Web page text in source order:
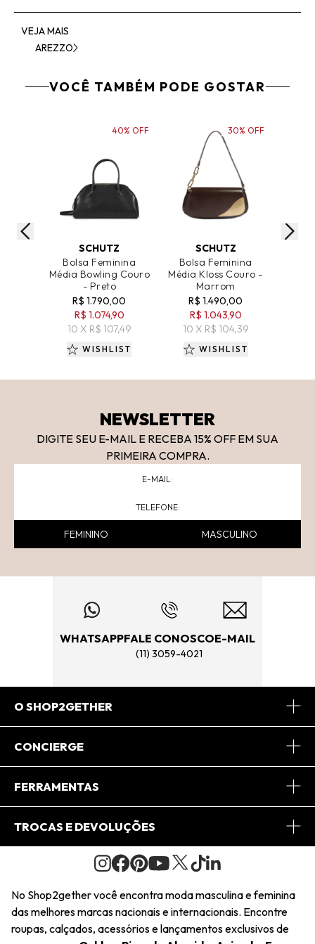
VEJA MAIS
AREZZO
VOCÊ TAMBÉM PODE GOSTAR
SCHUTZ
Bolsa Feminina
Média Bowling Couro
- Preto
R$ 1.790,00
R$ 1.074,90
10 X R$ 107,49
40% OFF
WISHLIST
SCHUTZ
Bolsa Feminina
Média Kloss Couro -
Marrom
R$ 1.490,00
R$ 1.043,90
10 X R$ 104,39
30% OFF
WISHLIST
NEWSLETTER
DIGITE SEU E-MAIL E RECEBA 15% OFF EM SUA
PRIMEIRA COMPRA.
FEMININO MASCULINO
WHATSAPPFALE CONOSCO
(11) 3059-4021
E-MAIL
O SHOP2GETHER
Sobre Nós
Journal
Saiu na Mídia
CONCIERGE
Central de Relacionamento
Regulamento e Promoções
FERRAMENTAS
Minha Conta
Pedido de Presente
Wishlist
TROCAS E DEVOLUÇÕES
Condições Gerais
Troca Fácil
Restituição de Pagamento
No Shop2gether você encontra moda masculina e feminina
das melhores marcas nacionais e internacionais. Encontre
roupas, calçados, acessórios e lançamentos exclusivos de